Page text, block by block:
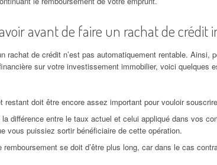
avant de faire un rachat de crédit
rachat de crédit n’est pas automatiquement rentable. Ainsi,
sur votre investissement immobilier, voici quelques
restant doit être encore assez important pour vouloir
différence entre le taux actuel et celui appliqué dans vos
vous puissiez sortir bénéficiaire de cette opération.
remboursement se doit d’être plus long, car dans le cas